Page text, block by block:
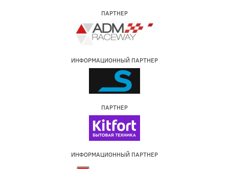
ПАРТНЕР
ИНФОРМАЦИОННЫЙ ПАРТНЕР
ПАРТНЕР
ИНФОРМАЦИОННЫЙ ПАРТНЕР